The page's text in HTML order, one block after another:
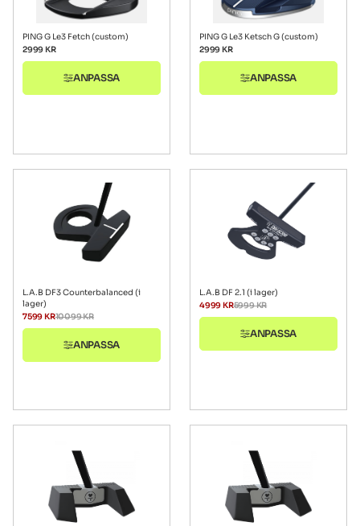
PING G Le3 Fetch (custom)
2999 KR
ANPASSA
PING G Le3 Ketsch G (custom)
2999 KR
ANPASSA
L.A.B DF3 Counterbalanced (i
lager)
10099KR
7599 KR
ANPASSA
L.A.B DF 2.1 (i lager)
5999KR
4999 KR
ANPASSA